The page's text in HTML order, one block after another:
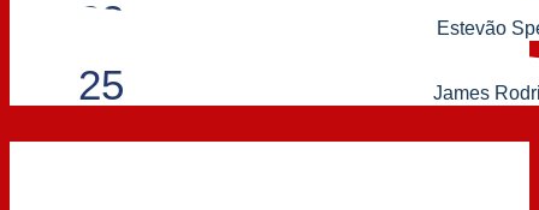
23 Estevão
25 James